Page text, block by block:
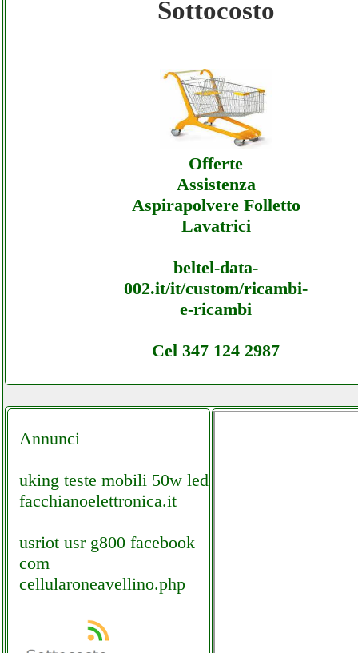
Grafoplast - Offerte Ecommerce
Sottocosto
Offerte
Assistenza
Aspirapolvere Folletto
Lavatrici
beltel-data-
002.it/it/custom/ricambi-
e-ricambi
Cel 347 124 2987
Annunci
uking teste mobili 50w led
facchianoelettronica.it
usriot usr g800 facebook
com
cellularoneavellino.php